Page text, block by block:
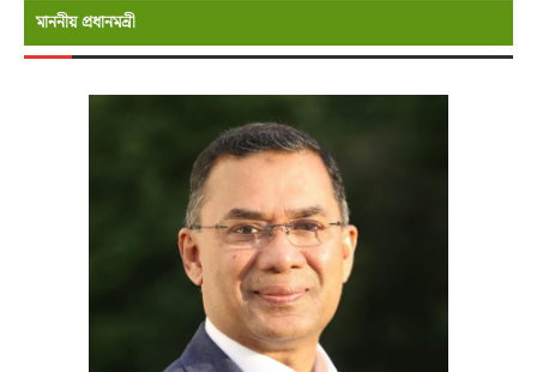
মাননীয় প্রধানমন্রী